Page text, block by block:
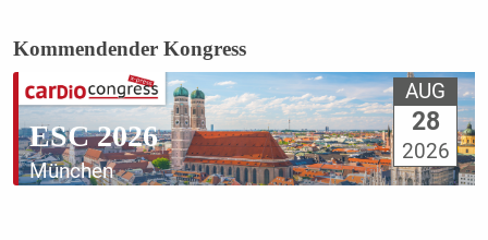
Kommendender Kongress
ESC 2026
München
AUG
28
2026